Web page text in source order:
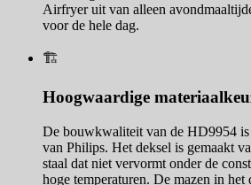
Airfryer uit van alleen
voor de hele dag.
🏗️
Hoogwaardige
De bouwkwaliteit van de HD9954 is
van Philips. Het deksel is gemaakt
staal dat niet vervormt onder de
hoge temperaturen. De mazen in